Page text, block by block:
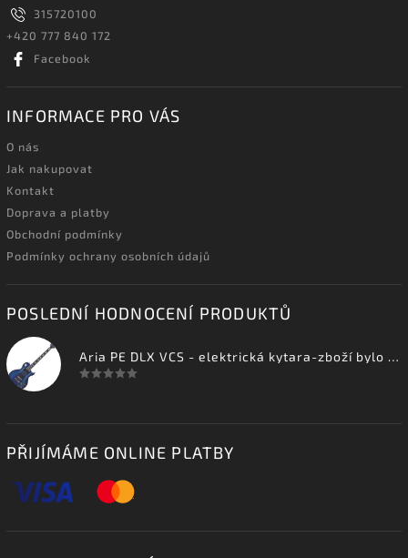
315720100
+420 777 840 172
Facebook
INFORMACE PRO VÁS
O nás
Jak nakupovat
Kontakt
Doprava a platby
Obchodní podmínky
Podmínky ochrany osobních údajů
POSLEDNÍ HODNOCENÍ PRODUKTŮ
Aria PE DLX VCS - elektrická kytara-zboží bylo vystaveno na prodejně
PŘIJÍMÁME ONLINE PLATBY